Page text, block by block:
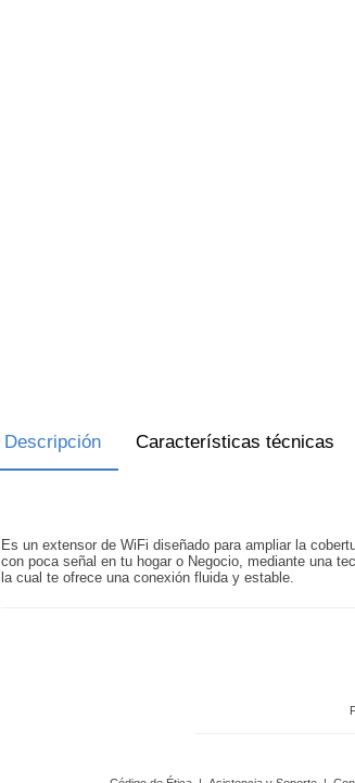
Descripción Características técnicas
Es un extensor de WiFi diseñado para ampliar la
con poca señal en tu hogar o Negocio, mediante una
la cual te ofrece una conexión fluida y estable.